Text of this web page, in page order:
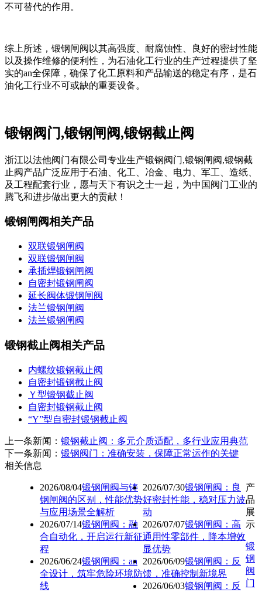
不可替代的作用。
综上所述，锻钢闸阀以其高强度、耐腐蚀性、良好的密封性能
以及操作维修的便利性，为石油化工行业的生产过程提供了坚
实的an全保障，确保了化工原料和产品输送的稳定有序，是石
油化工行业不可或缺的重要设备。
锻钢阀门,锻钢闸阀,锻钢截止阀
浙江以法他阀门有限公司专业生产锻钢阀门,锻钢闸阀,锻钢截
止阀产品广泛应用于石油、化工、冶金、电力、军工、造纸、
及工程配套行业，愿与天下有识之士一起，为中国阀门工业的
腾飞和进步做出更大的贡献！
锻钢闸阀相关产品
双联锻钢闸阀
双联锻钢闸阀
承插焊锻钢闸阀
自密封锻钢闸阀
延长阀体锻钢闸阀
法兰锻钢闸阀
法兰锻钢闸阀
锻钢截止阀相关产品
内螺纹锻钢截止阀
自密封锻钢截止阀
Ｙ型锻钢截止阀
自密封锻钢截止阀
“Y”型自密封锻钢截止阀
上一条新闻： 锻钢截止阀：多元介质适配，多行业应用典范
下一条新闻： 锻钢阀门：准确安装，保障正常运作的关键
相关信息
2026/08/04锻钢闸阀与铸
钢闸阀的区别，性能优势
与应用场景全解析
2026/07/30锻钢闸阀：良
好密封性能，稳对压力波
动
2026/07/14锻钢闸阀：融
合自动化，开启运行新征
程
2026/07/07锻钢闸阀：高
通用性零部件，降本增效
显优势
2026/06/24锻钢闸阀：an
全设计，筑牢危险环境防
线
2026/06/09锻钢闸阀：反
馈，准确控制新境界
2026/06/03锻钢闸阀：反
产
品
展
示
锻
钢
阀
门